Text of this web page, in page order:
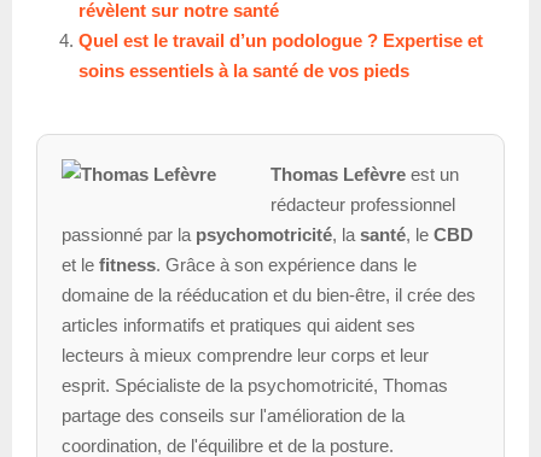
révèlent sur notre santé
Quel est le travail d’un podologue ? Expertise et
soins essentiels à la santé de vos pieds
Thomas Lefèvreest un
rédacteur professionnel
passionné par la psychomotricité, la santé, le CBD
et le fitness. Grâce à son expérience dans le
domaine de la rééducation et du bien-être, il crée des
articles informatifs et pratiques qui aident ses
lecteurs à mieux comprendre leur corps et leur
esprit. Spécialiste de la psychomotricité, Thomas
partage des conseils sur l'amélioration de la
coordination, de l'équilibre et de la posture.